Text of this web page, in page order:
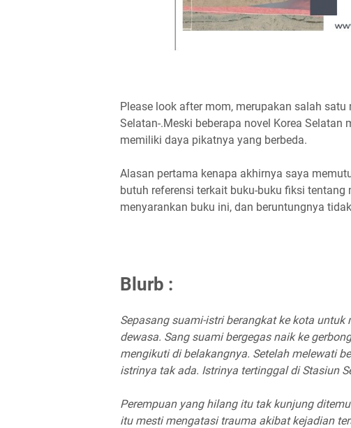
Please look after mom, merupakan salah
Selatan-.Meski beberapa novel Korea
memiliki daya pikatnya yang berbeda.
Alasan pertama kenapa akhirnya saya
butuh referensi terkait buku-buku fiksi
menyarankan buku ini, dan beruntungnya
Blurb :
Sepasang suami-istri berangkat ke kota
dewasa. Sang suami bergegas naik ke
mengikuti di belakangnya. Setelah melewati
istrinya tak ada. Istrinya tertinggal di Stasiun
Perempuan yang hilang itu tak kunjung
itu mesti mengatasi trauma akibat kejadian